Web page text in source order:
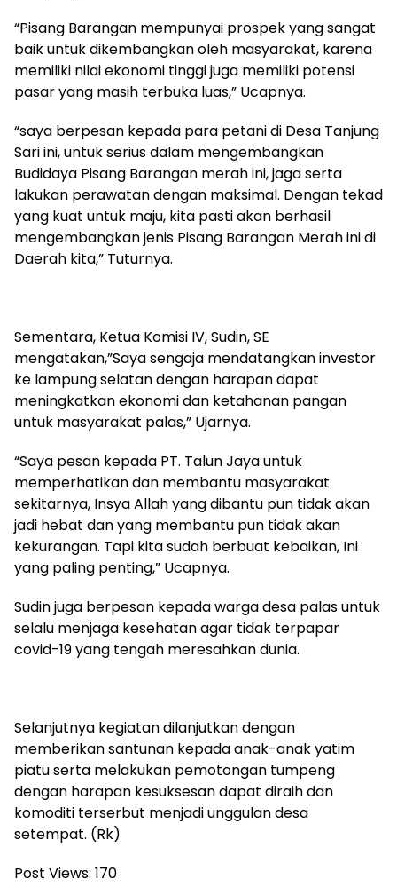
“Pisang Barangan mempunyai prospek yang sangat
baik untuk dikembangkan oleh masyarakat, karena
memiliki nilai ekonomi tinggi juga memiliki potensi
pasar yang masih terbuka luas,” Ucapnya.
“saya berpesan kepada para petani di Desa Tanjung
Sari ini, untuk serius dalam mengembangkan
Budidaya Pisang Barangan merah ini, jaga serta
lakukan perawatan dengan maksimal. Dengan tekad
yang kuat untuk maju, kita pasti akan berhasil
mengembangkan jenis Pisang Barangan Merah ini di
Daerah kita,” Tuturnya.
Sementara, Ketua Komisi IV, Sudin, SE
mengatakan,”Saya sengaja mendatangkan investor
ke lampung selatan dengan harapan dapat
meningkatkan ekonomi dan ketahanan pangan
untuk masyarakat palas,” Ujarnya.
“Saya pesan kepada PT. Talun Jaya untuk
memperhatikan dan membantu masyarakat
sekitarnya, Insya Allah yang dibantu pun tidak akan
jadi hebat dan yang membantu pun tidak akan
kekurangan. Tapi kita sudah berbuat kebaikan, Ini
yang paling penting,” Ucapnya.
Sudin juga berpesan kepada warga desa palas untuk
selalu menjaga kesehatan agar tidak terpapar
covid-19 yang tengah meresahkan dunia.
Selanjutnya kegiatan dilanjutkan dengan
memberikan santunan kepada anak-anak yatim
piatu serta melakukan pemotongan tumpeng
dengan harapan kesuksesan dapat diraih dan
komoditi terserbut menjadi unggulan desa
setempat. (Rk)
Post Views: 170